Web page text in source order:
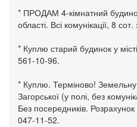
* ПРОДАМ 4-кімнатний
області. Всі комунікації, 8
* Куплю старий будинок у
561-10-96.
* Куплю. Терміново! Земельну
Загорської (у полі, без
Без посередників.
047-11-52.